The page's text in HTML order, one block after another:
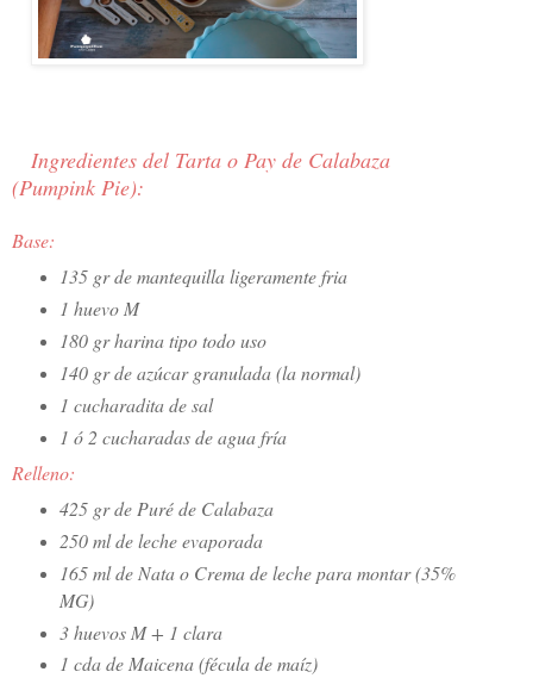
Ingredientes del Tarta o Pay de Calabaza
(Pumpink Pie):
Base:
135 gr de mantequilla ligeramente fria
1 huevo M
180 gr harina tipo todo uso
140 gr de azúcar granulada (la normal)
1 cucharadita de sal
1 ó 2 cucharadas de agua fría
Relleno:
425 gr de Puré de Calabaza
250 ml de leche evaporada
165 ml de Nata o Crema de leche para montar (35%
MG)
3 huevos M + 1 clara
1 cda de Maicena (fécula de maíz)